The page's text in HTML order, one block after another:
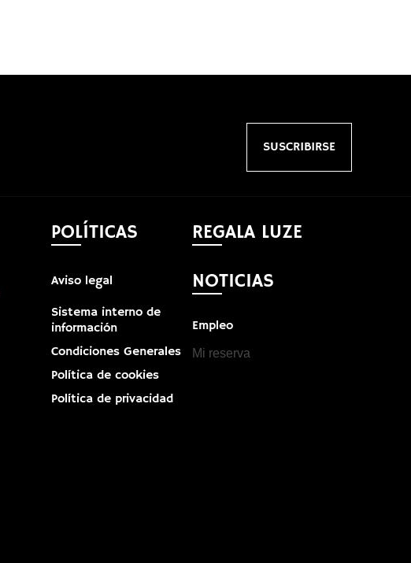
SUSCRIBIRSE
POLÍTICAS
Aviso legal
Sistema interno de
información
Condiciones Generales
Política de cookies
Política de privacidad
REGALA LUZE
NOTICIAS
Empleo
Mi reserva